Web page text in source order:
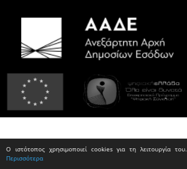
Ο ιστότοπος χρησιμοποιεί cookies για τη λειτουργία του.
Περισσότερα